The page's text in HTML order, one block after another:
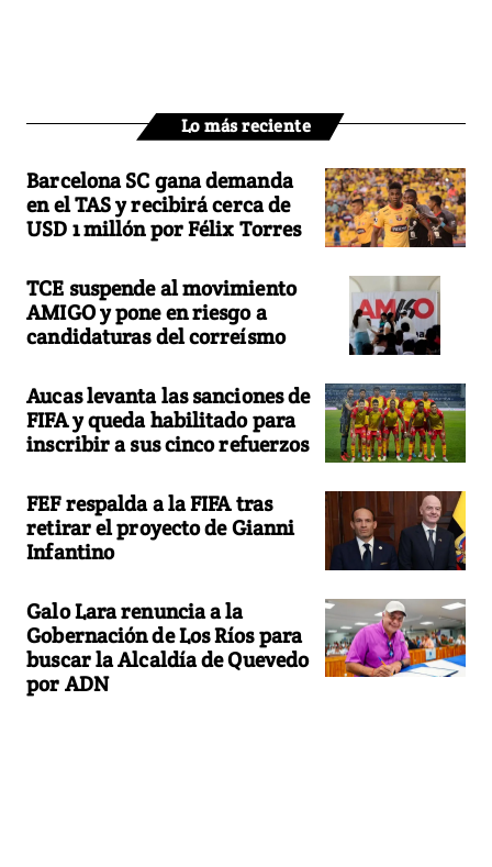
Lo más reciente
Barcelona SC gana demanda
en el TAS y recibirá cerca de
USD 1 millón por Félix Torres
TCE suspende al movimiento
AMIGO y pone en riesgo a
candidaturas del correísmo
Aucas levanta las sanciones de
FIFA y queda habilitado para
inscribir a sus cinco refuerzos
FEF respalda a la FIFA tras
retirar el proyecto de Gianni
Infantino
Galo Lara renuncia a la
Gobernación de Los Ríos para
buscar la Alcaldía de Quevedo
por ADN